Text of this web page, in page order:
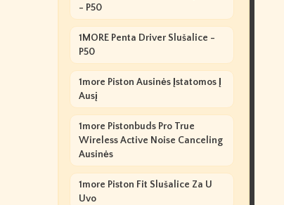
- P50
1MORE Penta Driver Slušalice -
P50
1more Piston Ausinės Įstatomos Į
Ausį
1more Pistonbuds Pro True
Wireless Active Noise Canceling
Ausinės
1more Piston Fit Slušalice Za U
Uvo